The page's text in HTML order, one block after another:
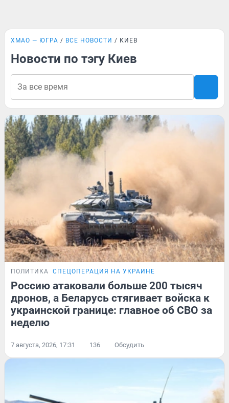
ХМАО — ЮГРА ВСЕ НОВОСТИ КИЕВ
Новости по тэгу Киев
ПОЛИТИКА СПЕЦОПЕРАЦИЯ НА УКРАИНЕ
Россию атаковали больше 200 тысяч
дронов, а Беларусь стягивает войска к
украинской границе: главное об СВО за
неделю
7 августа, 2026, 17:31 136 Обсудить